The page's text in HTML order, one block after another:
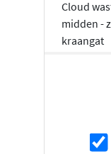
wastafels
Solid
een diepte